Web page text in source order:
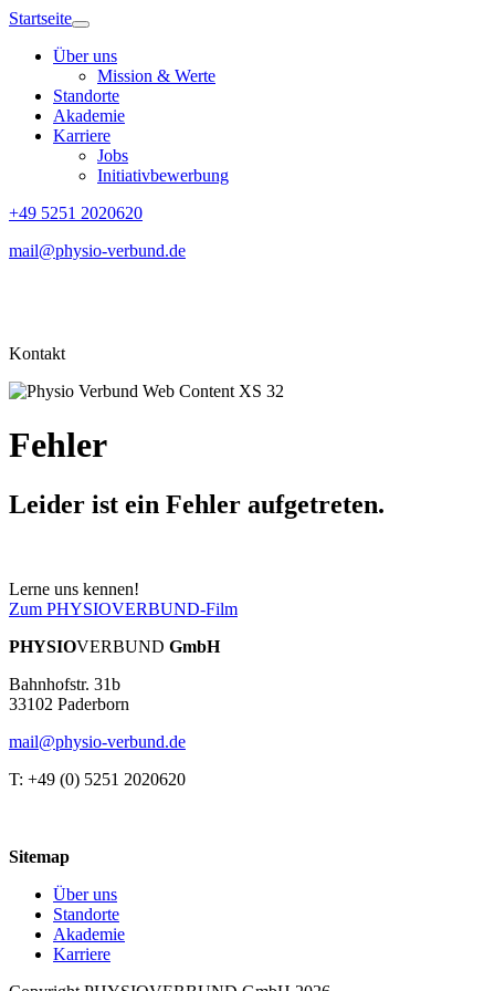
Startseite
Über uns
Mission & Werte
Standorte
Akademie
Karriere
Jobs
Initiativbewerbung
+49 5251 2020620
mail@physio-verbund.de
Kontakt
Fehler
Leider ist ein Fehler aufgetreten.
Lerne uns kennen!
Zum PHYSIOVERBUND-Film
PHYSIOVERBUND GmbH
Bahnhofstr. 31b
33102 Paderborn
mail@physio-verbund.de
T: +49 (0) 5251 2020620
Sitemap
Über uns
Standorte
Akademie
Karriere